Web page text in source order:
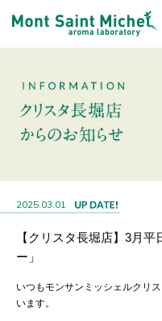
2025.03.01
【クリスタ長堀店】3月
ー」
いつもモンサンミッシェルクリ
います。